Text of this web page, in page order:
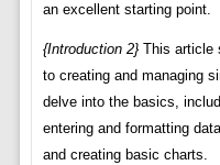
an excellent starting point.
{Introduction 2}This article
to creating and managing
delve into the basics,
entering and formatting
and creating basic charts.